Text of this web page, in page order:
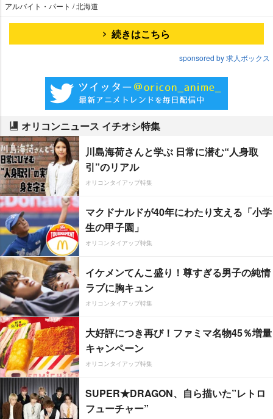
アルバイト・パート / 北海道
続きはこちら
sponsored by 求人ボックス
オリコンニュース イチオシ特集
川島海荷さんと学ぶ 日常に潜む“人身取
引”のリアル
オリコンタイアップ特集
マクドナルドが40年にわたり支える「小学
生の甲子園」
オリコンタイアップ特集
イケメンてんこ盛り！尊すぎる男子の純情
ラブに胸キュン
オリコンタイアップ特集
大好評につき再び！ファミマ名物45％増量
キャンペーン
オリコンタイアップ特集
SUPER★DRAGON、自ら描いた”レトロ
フューチャー”